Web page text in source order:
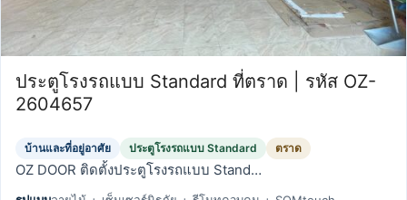
ประตูโรงรถแบบ Standard ที่ตราด | รหัส OZ-
2604657
บ้านและที่อยู่อาศัย ประตูโรงรถแบบ Standard ตราด
OZ DOOR ติดตั้งประตูโรงรถแบบ Stand…